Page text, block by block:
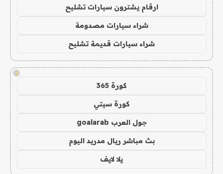
ارقام يشترون سيارات تشليح
شراء سيارات مصدومة
شراء سيارات قديمة تشليح
!
كورة 365
كورة سيتي
جول العرب goalarab
بث مباشر ريال مدريد اليوم
يلا لايف